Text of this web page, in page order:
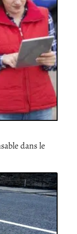
dans le